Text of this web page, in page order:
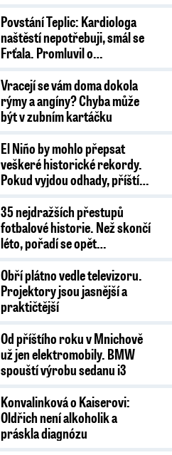
Povstání Teplic: Kardiologa
naštěstí nepotřebuji, smál se
Frťala. Promluvil o…
Vracejí se vám doma dokola
rýmy a angíny? Chyba může
být v zubním kartáčku
El Niño by mohlo přepsat
veškeré historické rekordy.
Pokud vyjdou odhady, příští…
35 nejdražších přestupů
fotbalové historie. Než skončí
léto, pořadí se opět…
Obří plátno vedle televizoru.
Projektory jsou jasnější a
praktičtější
Od příštího roku v Mnichově
už jen elektromobily. BMW
spouští výrobu sedanu i3
Konvalinková o Kaiserovi:
Oldřich není alkoholik a
práskla diagnózu